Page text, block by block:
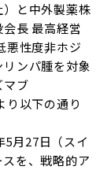
と中外製薬株
長 最高経営
性度非ホジ
ンパ腫を対象
マブ
以下の通り
5月27日（スイ
を、戦略的ア